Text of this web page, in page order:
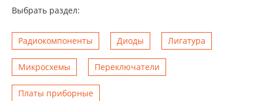
Выбрать раздел:
Радиокомпоненты Диоды Лигатура
Микросхемы Переключатели
Платы приборные